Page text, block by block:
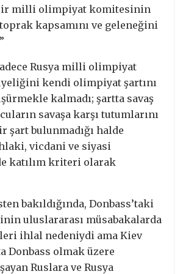
milli olimpiyat komitesinin
kapsamını ve geleneğini
Rusya milli olimpiyat
kendi olimpiyat şartını
kalmadı; şartta savaş
savaşa karşı tutumlarını
bulunmadığı halde
vicdani ve siyasi
katılım kriteri olarak
bakıldığında, Donbass’taki
uluslararası müsabakalarda
ihlal nedeniydi ama Kiev
Donbass olmak üzere
Ruslara ve Rusya